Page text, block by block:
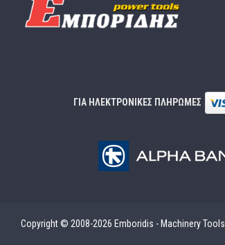
ΓΙΑ ΗΛΕΚΤΡΟΝΙΚΕΣ ΠΛΗΡΩΜΕΣ
Copyright © 2008-2026 Emboridis - Machinery Tools